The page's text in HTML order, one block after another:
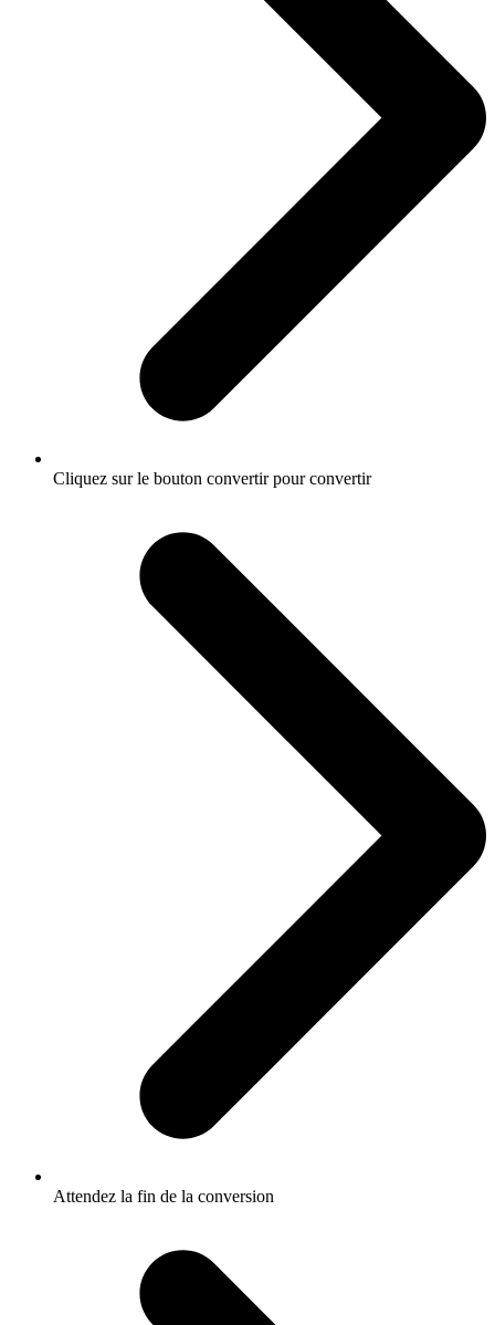
Cliquez sur le bouton convertir pour convertir
Attendez la fin de la conversion